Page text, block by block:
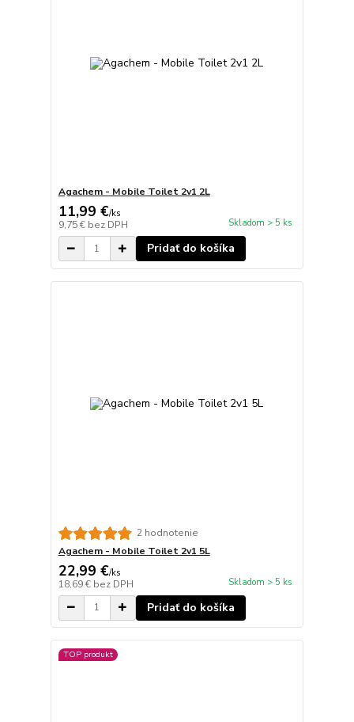
Agachem - Mobile Toilet 2v1 2L
11,99 €/ks
9,75 € bez DPH Skladom > 5 ks
Pridať do košíka
2 hodnotenie
Agachem - Mobile Toilet 2v1 5L
22,99 €/ks
18,69 € bez DPH Skladom > 5 ks
Pridať do košíka
TOP produkt